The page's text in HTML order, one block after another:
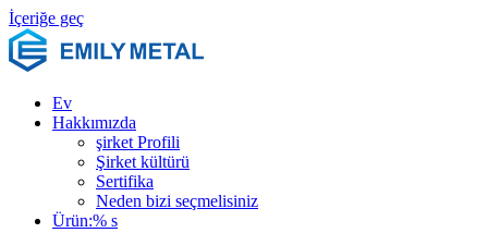
İçeriğe geç
Ev
Hakkımızda
şirket Profili
Şirket kültürü
Sertifika
Neden bizi seçmelisiniz
Ürün:% s